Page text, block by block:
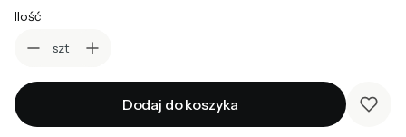
Ilość
szt
Dodaj do koszyka